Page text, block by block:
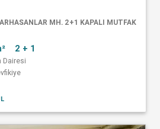
MH. 2+1 KAPALI MUTFAK
2 + 1
Dairesi